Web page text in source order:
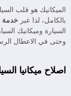
الميكانيك هو قلب
بالكامل، لذا عبر خدمة
السيارة وميكانيك
وحتى في الاعطال
اصلاح ميكانيا